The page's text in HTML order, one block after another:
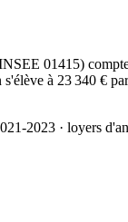
01415)
à 23 340 €
2023 · loyers